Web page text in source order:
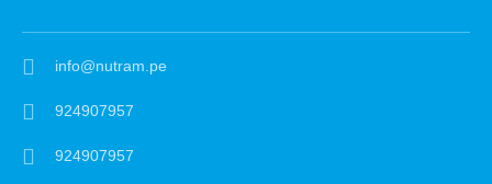
info@nutram.pe
924907957
924907957